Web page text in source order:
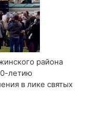
района
летию
в лике святых